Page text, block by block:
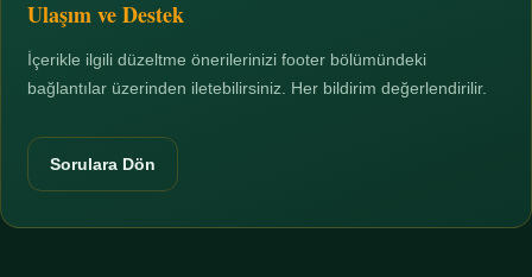
Ulaşım ve Destek
İçerikle ilgili düzeltme önerilerinizi footer bölümündeki
bağlantılar üzerinden iletebilirsiniz. Her bildirim değerlendirilir.
Sorulara Dön